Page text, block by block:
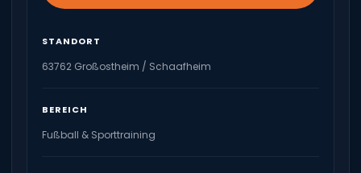
STANDORT
63762 Großostheim / Schaafheim
BEREICH
Fußball & Sporttraining